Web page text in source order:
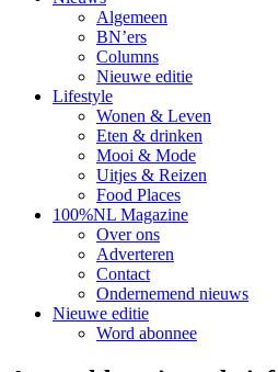
Algemeen
BN’ers
Columns
Nieuwe editie
Lifestyle
Wonen & Leven
Eten & drinken
Mooi & Mode
Uitjes & Reizen
Food Places
100%NL Magazine
Over ons
Adverteren
Contact
Ondernemend nieuws
Nieuwe editie
Word abonnee